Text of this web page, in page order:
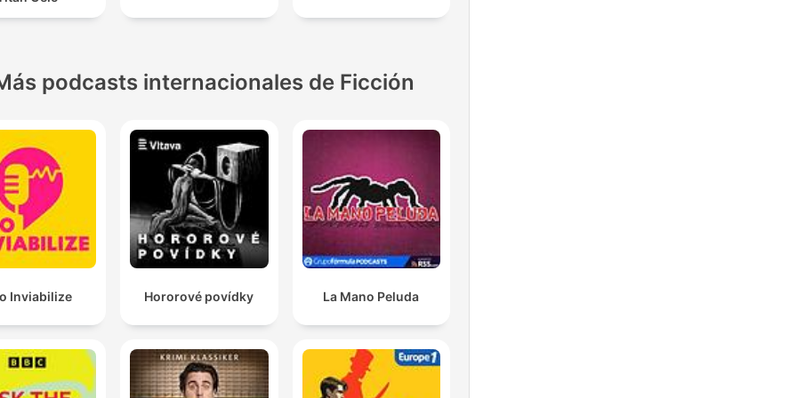
podcasts internacionales de Ficción
Inviabilize Hororové povídky La Mano Peluda